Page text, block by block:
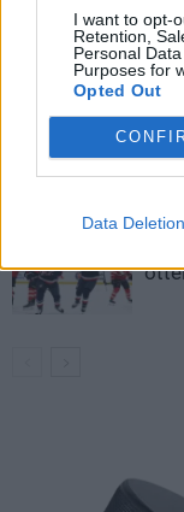
I want to opt-
Retention,
Personal
Purposes for
Opted Out
Data Deletion
50